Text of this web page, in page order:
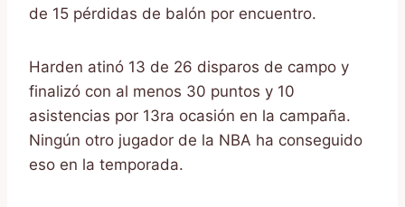
de 15 pérdidas de balón por encuentro.
Harden atinó 13 de 26 disparos de campo y
finalizó con al menos 30 puntos y 10
asistencias por 13ra ocasión en la campaña.
Ningún otro jugador de la NBA ha conseguido
eso en la temporada.